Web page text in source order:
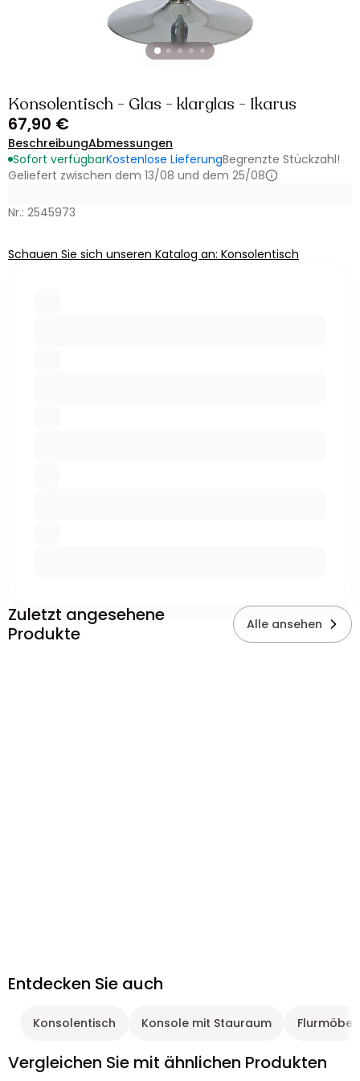
Konsolentisch - Glas - klarglas - Ikarus
67,90 €
BeschreibungAbmessungen
Sofort verfügbarKostenlose LieferungBegrenzte Stückzahl!
Geliefert zwischen dem 13/08 und dem 25/08
Nr.: 2545973
Schauen Sie sich unseren Katalog an: Konsolentisch
Zuletzt angesehene
Produkte
Alle ansehen
Entdecken Sie auch
Konsolentisch Konsole mit Stauraum
Vergleichen Sie mit ähnlichen Produkten